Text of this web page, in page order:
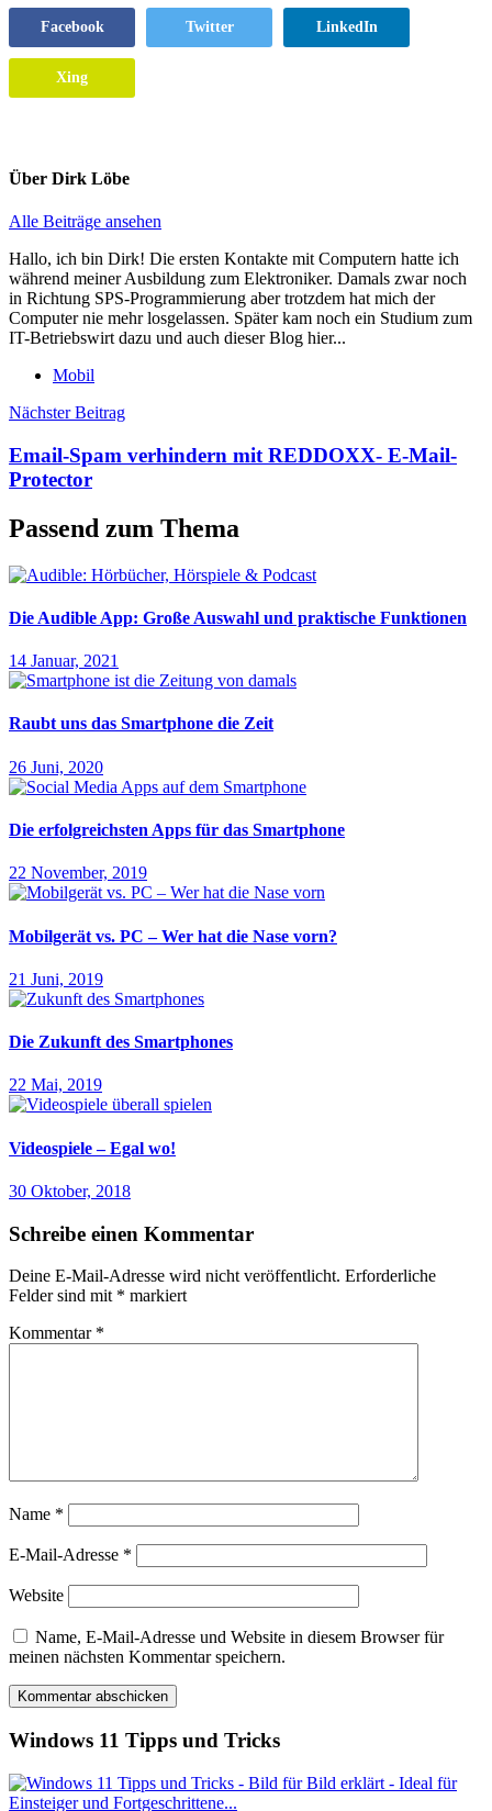
Facebook Twitter LinkedIn
Xing
Über Dirk Löbe
Alle Beiträge ansehen
Hallo, ich bin Dirk! Die ersten Kontakte mit Computern hatte ich
während meiner Ausbildung zum Elektroniker. Damals zwar noch
in Richtung SPS-Programmierung aber trotzdem hat mich der
Computer nie mehr losgelassen. Später kam noch ein Studium zum
IT-Betriebswirt dazu und auch dieser Blog hier...
Mobil
Beitragsnavigation
Nächster Beitrag
Email-Spam verhindern mit REDDOXX- E-Mail-
Protector
Passend zum Thema
Die Audible App: Große Auswahl und praktische Funktionen
14 Januar, 2021
Raubt uns das Smartphone die Zeit
26 Juni, 2020
Die erfolgreichsten Apps für das Smartphone
22 November, 2019
Mobilgerät vs. PC – Wer hat die Nase vorn?
21 Juni, 2019
Die Zukunft des Smartphones
22 Mai, 2019
Videospiele – Egal wo!
30 Oktober, 2018
Schreibe einen Kommentar
Deine E-Mail-Adresse wird nicht veröffentlicht. Erforderliche
Felder sind mit * markiert
Kommentar *
Name *
E-Mail-Adresse *
Website
Name, E-Mail-Adresse und Website in diesem Browser für
meinen nächsten Kommentar speichern.
Windows 11 Tipps und Tricks